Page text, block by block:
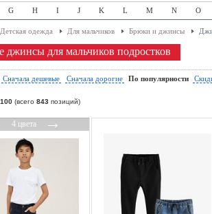
G H I J K L M N O
Детская одежда Для мальчиков Брюки и джинсы
джинсы для мальчиков подростков
Сначала дешевые Сначала дорогие По популярности
100 (всего 843 позиций)
4 цвета→